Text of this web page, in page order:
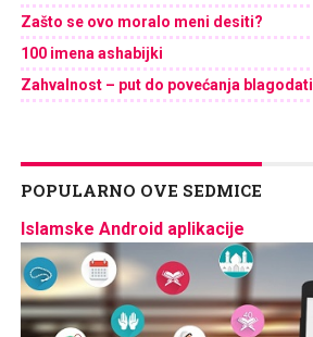
Zašto se ovo moralo meni desiti?
100 imena ashabijki
Zahvalnost – put do povećanja blagodati
POPULARNO OVE SEDMICE
Islamske Android aplikacije